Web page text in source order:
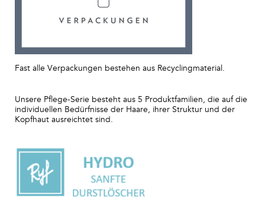
Fast alle Verpackungen bestehen aus Recyclingmaterial.
Unsere Pflege-Serie besteht aus 5 Produktfamilien, die auf die
individuellen Bedürfnisse der Haare, ihrer Struktur und der
Kopfhaut ausreichtet sind.